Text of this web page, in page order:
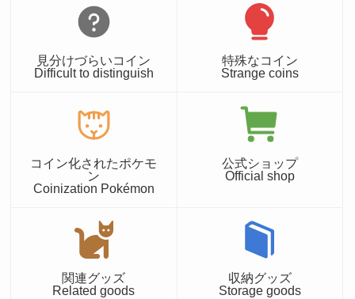
見分けづらいコイン
Difficult to distinguish
特殊なコイン
Strange coins
コイン化されたポケモ
ン
Coinization Pokémon
公式ショップ
Official shop
関連グッズ
Related goods
収納グッズ
Storage goods